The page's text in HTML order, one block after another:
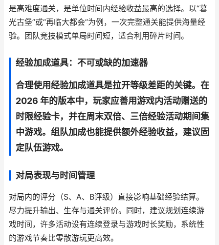
是高难度通关，是单位时间内经验收益最高的选择。以“暮
光古堡”或“再临大都会”为例，一次完整通关能提供海量经
验。团队竞技模式单局时间短，适合利用碎片时间。
经验加成道具：不可或缺的加速器
合理使用经验加成道具是拉开等级差距的关键。在
2026 年的版本中，玩家应善用游戏内活动赠送的
时限经验卡，并在周末双倍、三倍经验活动期间集
中游戏。组队加成也能提供额外经验收益，建议固
定队伍游戏。
对局表现与时间管理
对局内的评分（S、A、B评级）直接影响基础经验结算。
尽力提升输出、生存与通关评价。同时，建议规划连续游
戏时间，许多活动设有连续登录与游戏时长奖励，系统性
的游戏节奏比零散游玩更高效。